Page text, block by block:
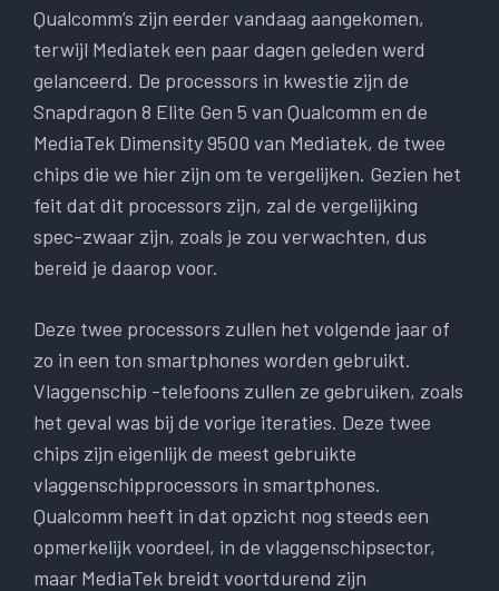
Qualcomm’s zijn eerder vandaag aangekomen,
terwijl Mediatek een paar dagen geleden werd
gelanceerd. De processors in kwestie zijn de
Snapdragon 8 Elite Gen 5 van Qualcomm en de
MediaTek Dimensity 9500 van Mediatek, de twee
chips die we hier zijn om te vergelijken. Gezien het
feit dat dit processors zijn, zal de vergelijking
spec-zwaar zijn, zoals je zou verwachten, dus
bereid je daarop voor.
Deze twee processors zullen het volgende jaar of
zo in een ton smartphones worden gebruikt.
Vlaggenschip -telefoons zullen ze gebruiken, zoals
het geval was bij de vorige iteraties. Deze twee
chips zijn eigenlijk de meest gebruikte
vlaggenschipprocessors in smartphones.
Qualcomm heeft in dat opzicht nog steeds een
opmerkelijk voordeel, in de vlaggenschipsector,
maar MediaTek breidt voortdurend zijn